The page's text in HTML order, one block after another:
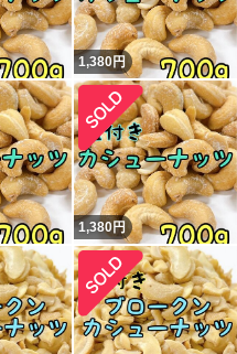
1,380円
1,380円